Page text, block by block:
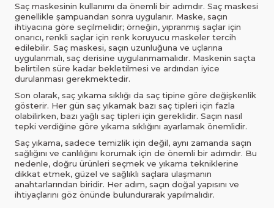
Saç maskesinin kullanımı da önemli bir adımdır. Saç maskesi
genellikle şampuandan sonra uygulanır. Maske, saçın
ihtiyacına göre seçilmelidir; örneğin, yıpranmış saçlar için
onarıcı, renkli saçlar için renk koruyucu maskeler tercih
edilebilir. Saç maskesi, saçın uzunluğuna ve uçlarına
uygulanmalı, saç derisine uygulanmamalıdır. Maskenin saçta
belirtilen süre kadar bekletilmesi ve ardından iyice
durulanması gerekmektedir.
Son olarak, saç yıkama sıklığı da saç tipine göre değişkenlik
gösterir. Her gün saç yıkamak bazı saç tipleri için fazla
olabilirken, bazı yağlı saç tipleri için gereklidir. Saçın nasıl
tepki verdiğine göre yıkama sıklığını ayarlamak önemlidir.
Saç yıkama, sadece temizlik için değil, aynı zamanda saçın
sağlığını ve canlılığını korumak için de önemli bir adımdır. Bu
nedenle, doğru ürünleri seçmek ve yıkama tekniklerine
dikkat etmek, güzel ve sağlıklı saçlara ulaşmanın
anahtarlarından biridir. Her adım, saçın doğal yapısını ve
ihtiyaçlarını göz önünde bulundurarak yapılmalıdır.